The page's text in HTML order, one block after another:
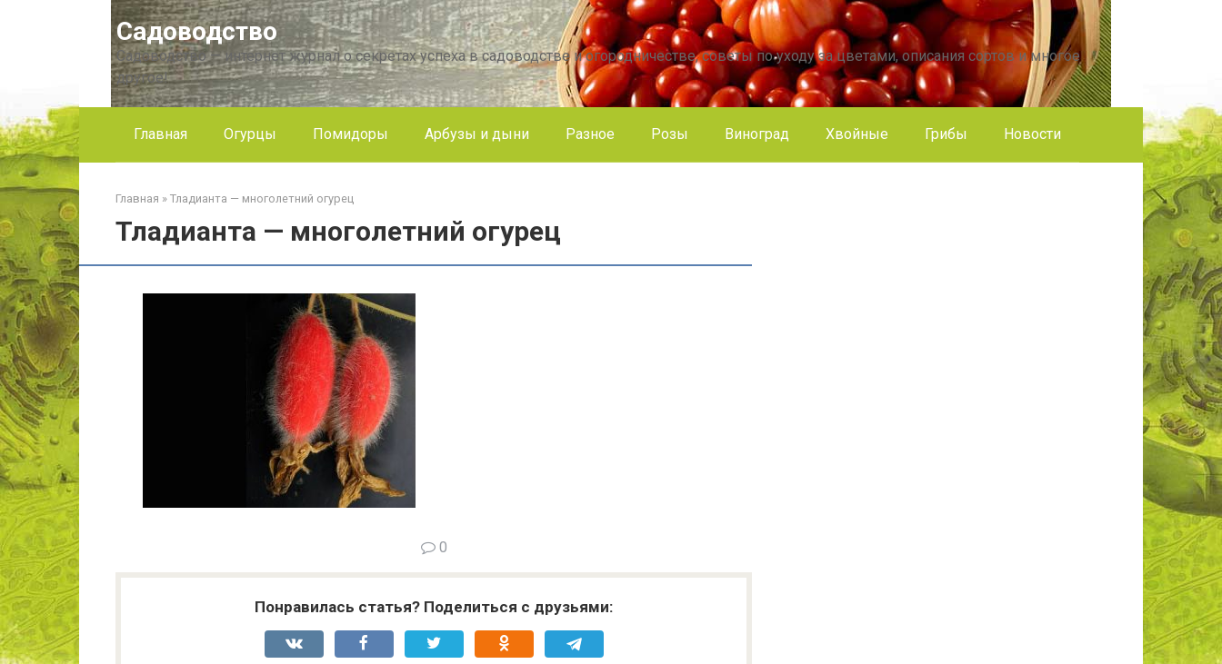
Садоводство
Садоводство — интернет журнал о секретах успеха в садоводстве и огородничестве, советы по уходу за цветами, описания сортов и многое
другое!
Главная Огурцы Помидоры Арбузы и дыни Разное Розы Виноград Хвойные Грибы Новости
Главная » Тладианта — многолетний огурец
Тладианта — многолетний огурец
0
Понравилась статья? Поделиться с друзьями: